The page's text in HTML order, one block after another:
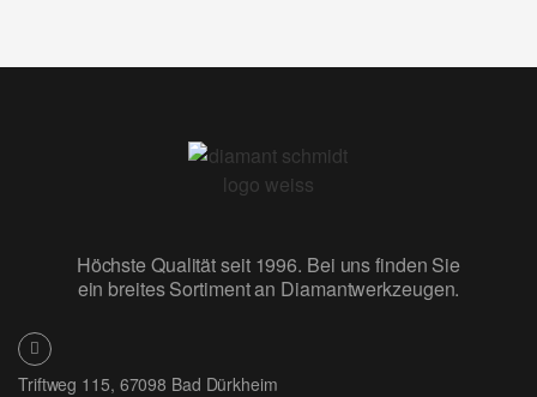
Höchste Qualität seit 1996. Bei uns finden Sie
ein breites Sortiment an Diamantwerkzeugen.
Triftweg 115, 67098 Bad Dürkheim